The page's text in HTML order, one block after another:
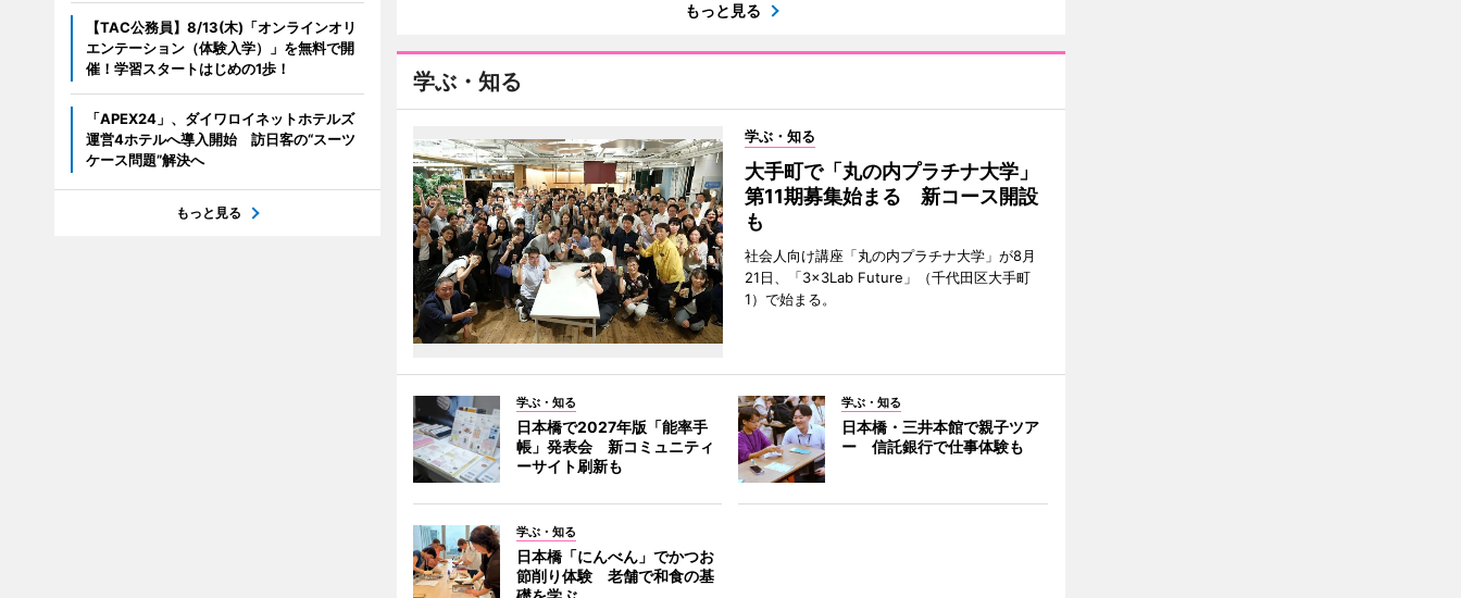
もっと見る
学ぶ・知る
学ぶ・知る
大手町で「丸の内プラチナ大学」
第11期募集始まる 新コース開設
も
社会人向け講座「丸の内プラチナ大学」が8月
21日、「3×3Lab Future」（千代田区大手町
1）で始まる。
学ぶ・知る
日本橋で2027年版「能率手
帳」発表会 新コミュニティ
ーサイト刷新も
学ぶ・知る
日本橋・三井本館で親子ツア
ー 信託銀行で仕事体験も
学ぶ・知る
日本橋「にんべん」でかつお
節削り体験 老舗で和食の基
【TAC公務員】8/13(木)「オンラインオリ
エンテーション（体験入学）」を無料で開
催！学習スタートはじめの1歩！
「APEX24」、ダイワロイネットホテルズ
運営4ホテルへ導入開始 訪日客の“スーツ
ケース問題”解決へ
もっと見る